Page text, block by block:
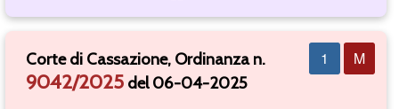
M
1
Corte di Cassazione, Ordinanza n.
9042/2025del 06-04-2025